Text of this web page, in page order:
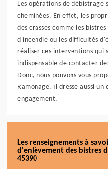
Les opérations de débistrage
cheminées. En effet, les
des crasses comme les
d'incendie ou les difficultés
réaliser ces interventions qui
indispensable de contacter
Donc, nous pouvons vous
Ramonage. Il dresse aussi
engagement.
Les renseignements à
d'enlèvement des bistres
45390